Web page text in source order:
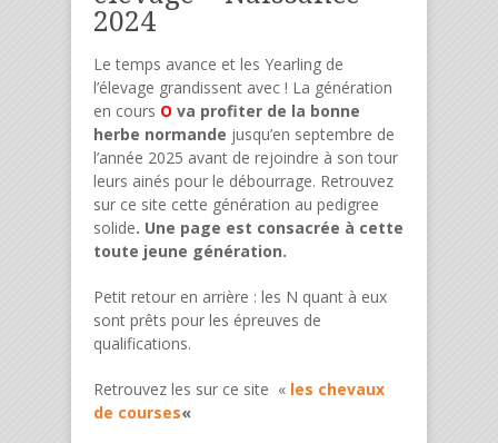
2024
Le temps avance et les Yearling de
l’élevage grandissent avec ! La génération
en cours O va profiter de la bonne
herbe normande jusqu’en septembre de
l’année 2025 avant de rejoindre à son tour
leurs ainés pour le débourrage. Retrouvez
sur ce site cette génération au pedigree
solide. Une page est consacrée à cette
toute jeune génération.
Petit retour en arrière : les N quant à eux
sont prêts pour les épreuves de
qualifications.
Retrouvez les sur ce site « les chevaux
de courses«